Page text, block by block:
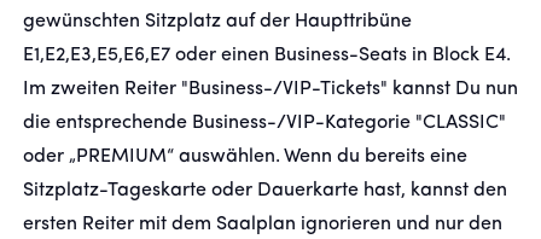
gewünschten Sitzplatz auf der Haupttribüne
E1,E2,E3,E5,E6,E7 oder einen Business-Seats in Block E4.
Im zweiten Reiter "Business-/VIP-Tickets" kannst Du nun
die entsprechende Business-/VIP-Kategorie "CLASSIC"
oder „PREMIUM“ auswählen. Wenn du bereits eine
Sitzplatz-Tageskarte oder Dauerkarte hast, kannst den
ersten Reiter mit dem Saalplan ignorieren und nur den